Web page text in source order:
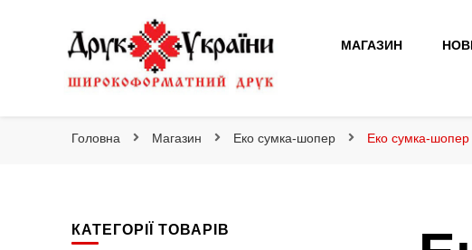
Друк України
МАГАЗИН
Головна Магазин Еко сумка-шопер Еко сумка-шопер
КАТЕГОРІЇ ТОВАРІВ